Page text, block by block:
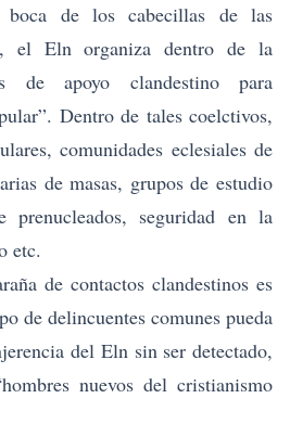
de los cabecillas de las
el Eln organiza dentro de la
de apoyo clandestino para
Dentro de tales coelctivos,
comunidades eclesiales de
de masas, grupos de estudio
prenucleados, seguridad en la
etc.
de contactos clandestinos es
de delincuentes comunes pueda
del Eln sin ser detectado,
nuevos del cristianismo